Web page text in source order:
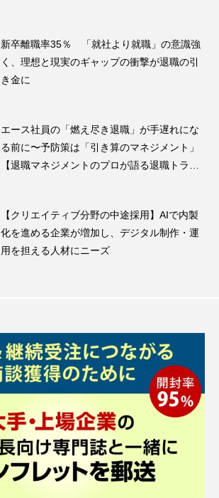
新卒離職率35％ 「就社より就職」の意識強
く、理想と現実のギャップの衝撃が退職の引
き金に
エース社員の「燃え尽き退職」が手遅れにな
る前に〜予防策は「引き算のマネジメント」
【退職マネジメントのプロが語る退職トラブ
【クリエイティブ分野の中途採用】AIで内製
化を進める企業が増加し、デジタル制作・運
用を担える人材にニーズ